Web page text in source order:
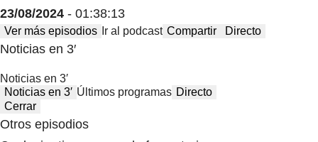
23/08/2024 - 01:38:13
Ver más episodios Ir al podcast Compartir Directo
Noticias en 3′
Noticias en 3′
Noticias en 3′ Últimos programas Directo
Cerrar
Otros episodios